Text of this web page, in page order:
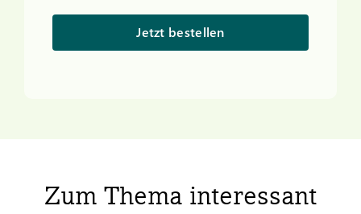
Jetzt bestellen
Zum Thema interessant